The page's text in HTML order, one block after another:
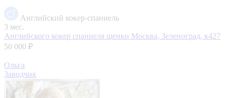
Английский кокер-спаниель
3 мес.
Английского кокер спаниеля щенки Москва, Зеленоград, к427
50 000 ₽
Ольга
Заводчик